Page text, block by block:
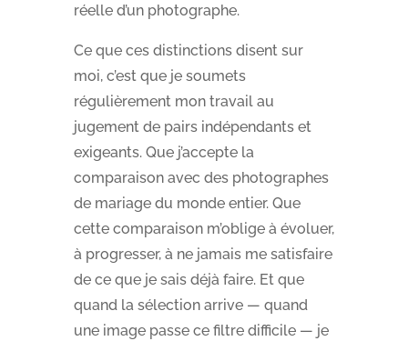
réelle d’un photographe.
Ce que ces distinctions disent sur
moi, c’est que je soumets
régulièrement mon travail au
jugement de pairs indépendants et
exigeants. Que j’accepte la
comparaison avec des photographes
de mariage du monde entier. Que
cette comparaison m’oblige à évoluer,
à progresser, à ne jamais me satisfaire
de ce que je sais déjà faire. Et que
quand la sélection arrive — quand
une image passe ce filtre difficile — je